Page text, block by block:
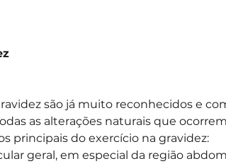
são já muito reconhecidos e
as alterações naturais que
principais do exercício na gravidez:
geral, em especial da região